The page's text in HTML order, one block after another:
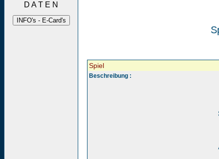
D A T E N
Spiel
Beschreibung :